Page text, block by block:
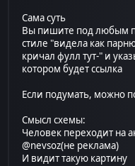
Сама суть
Вы пишите под любым
стиле "видела как
кричал фулл тут-" и
котором будет ссылка
Если подумать, можно
Смысл схемы:
Человек переходит на
@nevsoz(не реклама)
И видит такую картину